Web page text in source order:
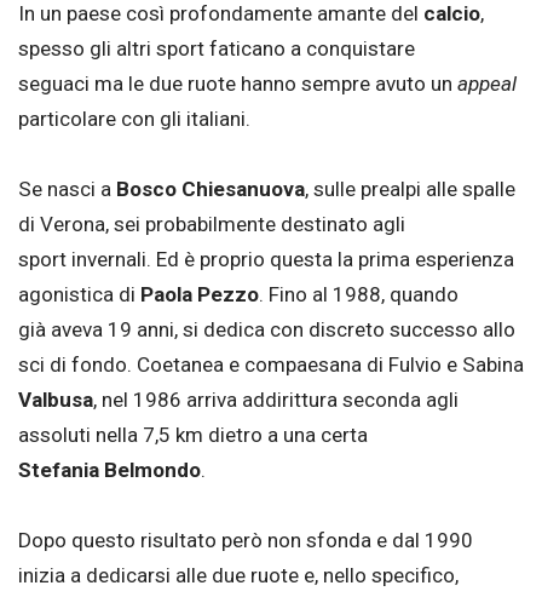
In un paese così profondamente amante del calcio,
spesso gli altri sport faticano a conquistare
seguaci ma le due ruote hanno sempre avuto un appeal
particolare con gli italiani.
Se nasci a Bosco Chiesanuova, sulle prealpi alle spalle
di Verona, sei probabilmente destinato agli
sport invernali. Ed è proprio questa la prima esperienza
agonistica di Paola Pezzo. Fino al 1988, quando
già aveva 19 anni, si dedica con discreto successo allo
sci di fondo. Coetanea e compaesana di Fulvio e Sabina
Valbusa, nel 1986 arriva addirittura seconda agli
assoluti nella 7,5 km dietro a una certa
Stefania Belmondo.
Dopo questo risultato però non sfonda e dal 1990
inizia a dedicarsi alle due ruote e, nello specifico,